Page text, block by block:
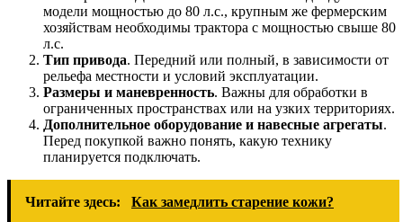
модели мощностью до 80 л.с., крупным же фермерским
хозяйствам необходимы трактора с мощностью свыше 80
л.с.
Тип привода. Передний или полный, в зависимости от
рельефа местности и условий эксплуатации.
Размеры и маневренность. Важны для обработки в
ограниченных пространствах или на узких территориях.
Дополнительное оборудование и навесные агрегаты.
Перед покупкой важно понять, какую технику
планируется подключать.
Читайте здесь: Как замедлить старение кожи?